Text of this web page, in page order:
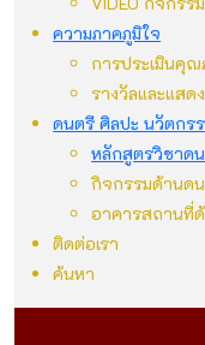
ความภาคภูมิใจ
การประเมินคุณ
รางวัลและแสด
ดนตรี ศิลปะ นวัตกร
หลักสูตรวิชาด
กิจกรรมด้านด
อาคารสถานที่
ติดต่อเรา
ค้นหา